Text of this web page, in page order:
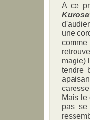
A ce
une
magie)
tendre
Mais le
pas se